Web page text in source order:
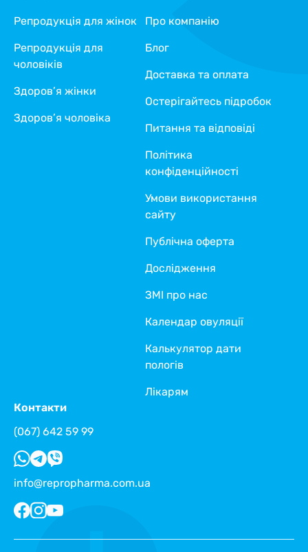
Про компанію
Блог
Доставка та оплата
Остерігайтесь підробок
Питання та відповіді
Політика
конфіденційності
Умови використання
сайту
Публічна оферта
Дослідження
ЗМІ про нас
Календар овуляції
Калькулятор дати
пологів
Лікарям
Репродукція для жінок
Репродукція для
чоловіків
Здоров’я жінки
Здоров’я чоловіка
Контакти
(067) 642 59 99
info@repropharma.com.ua